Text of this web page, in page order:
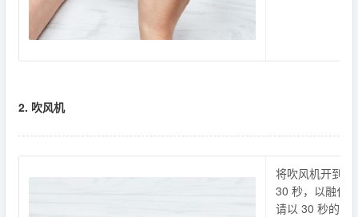
2. 吹风机
将吹风机开到
30 秒，以融化
请以 30 秒的间